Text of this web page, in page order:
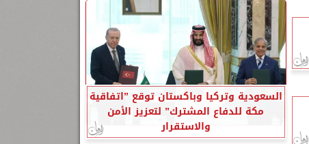
السعودية وتركيا وباكستان توقع ”اتفاقية
مكة للدفاع المشترك” لتعزيز الأمن
والاستقرار